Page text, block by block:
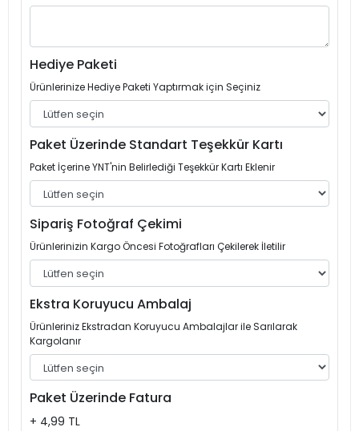
Hediye Paketi
Ürünlerinize Hediye Paketi Yaptırmak için Seçiniz
Paket Üzerinde Standart Teşekkür Kartı
Paket İçerine YNT'nin Belirlediği Teşekkür Kartı Eklenir
Sipariş Fotoğraf Çekimi
Ürünlerinizin Kargo Öncesi Fotoğrafları Çekilerek İletilir
Ekstra Koruyucu Ambalaj
Ürünleriniz Ekstradan Koruyucu Ambalajlar ile Sarılarak
Kargolanır
Paket Üzerinde Fatura
+ 4,99 TL